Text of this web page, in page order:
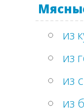
из
из
из
из